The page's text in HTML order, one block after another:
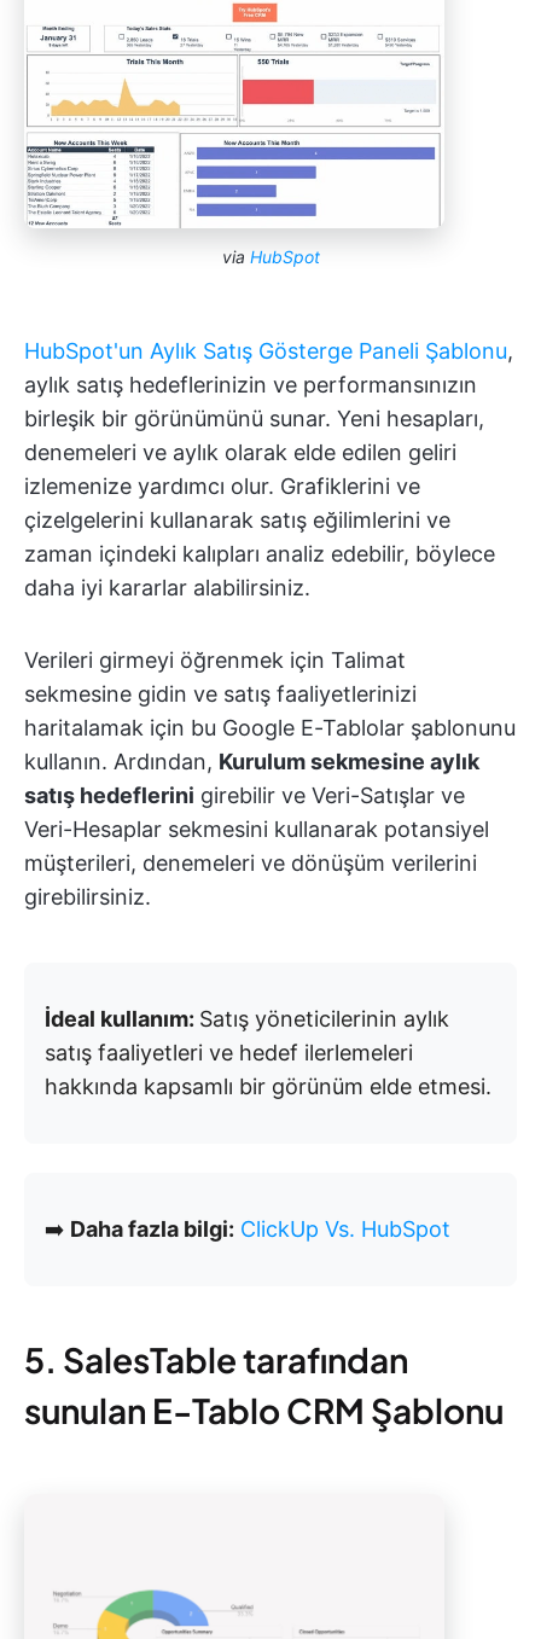
via HubSpot
HubSpot'un Aylık Satış Gösterge Paneli Şablonu,
aylık satış hedeflerinizin ve performansınızın
birleşik bir görünümünü sunar. Yeni hesapları,
denemeleri ve aylık olarak elde edilen geliri
izlemenize yardımcı olur. Grafiklerini ve
çizelgelerini kullanarak satış eğilimlerini ve
zaman içindeki kalıpları analiz edebilir, böylece
daha iyi kararlar alabilirsiniz.
Verileri girmeyi öğrenmek için Talimat
sekmesine gidin ve satış faaliyetlerinizi
haritalamak için bu Google E-Tablolar şablonunu
kullanın. Ardından, Kurulum sekmesine aylık
satış hedeflerini girebilir ve Veri-Satışlar ve
Veri-Hesaplar sekmesini kullanarak potansiyel
müşterileri, denemeleri ve dönüşüm verilerini
girebilirsiniz.
İdeal kullanım: Satış yöneticilerinin aylık
satış faaliyetleri ve hedef ilerlemeleri
hakkında kapsamlı bir görünüm elde etmesi.
➡️ Daha fazla bilgi: ClickUp Vs. HubSpot
5. SalesTable tarafından
sunulan E-Tablo CRM Şablonu